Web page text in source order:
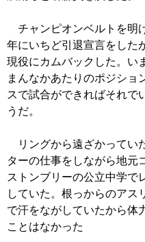
チャンピオンベルトを明
年にいちど引退宣言をした
現役にカムバックした。い
まんなかあたりのポジショ
スで試合ができればそれで
うだ。
リングから遠ざかってい
ターの仕事をしながら地元
ストンブリーの公立中学で
していた。根っからのアス
で汗をながしていたから体
ことはなかった